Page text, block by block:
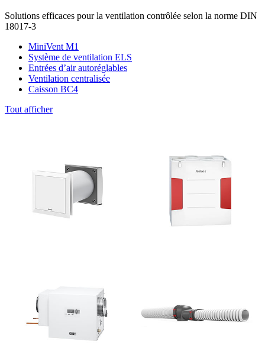
Solutions efficaces pour la ventilation contrôlée selon la norme DIN
18017-3
MiniVent M1
Système de ventilation ELS
Entrées d’air autoréglables
Ventilation centralisée
Caisson BC4
Tout afficher